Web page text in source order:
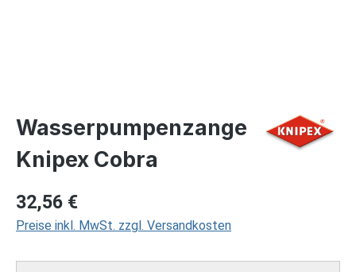
Wasserpumpenzange
Knipex Cobra
Regulärer Preis:
32,56 €
Preise inkl. MwSt. zzgl. Versandkosten